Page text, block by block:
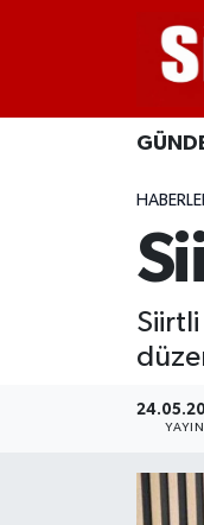
Siirtli
SİYASET
EKONOMİ
SAĞLIK-
Siirt Nöbetçi
Siirt Hava
Siirt Namaz
Siirt Trafik
Süper Lig
Haber Arşivi